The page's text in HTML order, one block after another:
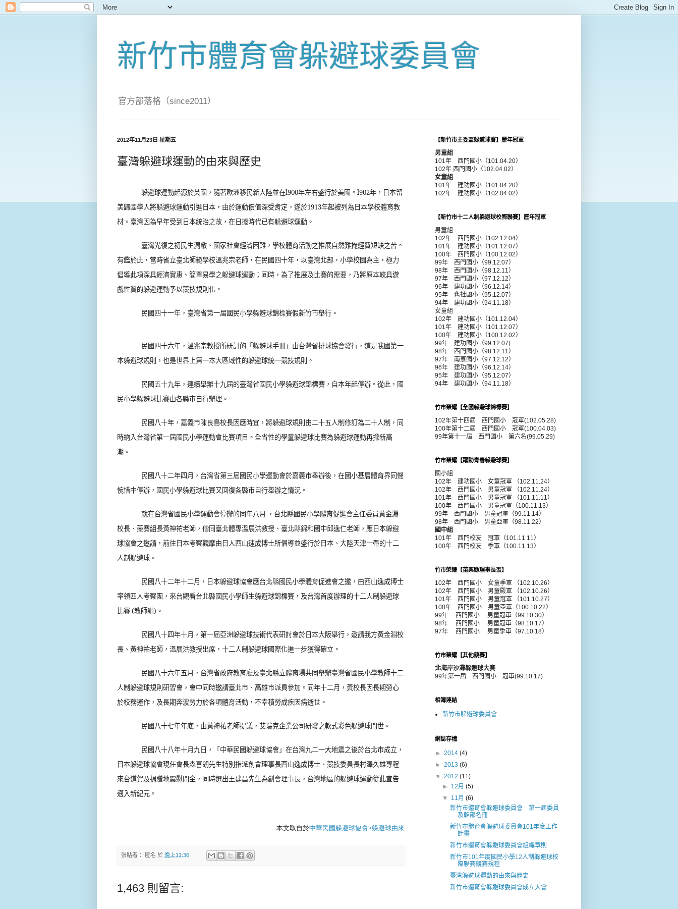
新竹市體育會躲避球委員會
官方部落格（since2011）
2012年11月23日 星期五
臺灣躲避球運動的由來與歷史
躲避球運動起源於英國，隨著歐洲移民新大陸並在l900年左右盛行於美國。 l902年，日本留
美歸國學人將躲避球運動引進日本，由於運動價值深受肯定，遂於1913年起被列為日本學校體育教
材。臺灣因為早年受到日本統治之故，在日據時代已有躲避球運動。
臺灣光復之初民生淍敝、國家社會經濟困難，學校體育活動之推展自然難掩經費短缺之苦。
有鑑於此，當時省立臺北師範學校溫兆宗老師，在民國四十年，以臺灣北部，小學校園為主，極力
倡導此項深具經濟實惠、簡單易學之躲避球運動；同時，為了推展及比賽的需要，乃將原本較具遊
戲性質的躲避運動予以競技規則化。
民國四十一年，臺灣省第一屆國民小學躲避球錦標賽假新竹市舉行。
民國四十六年，溫兆宗教授所研訂的「躲避球手冊」由台灣省排球協會發行，這是我國第一
本躲避球規則，也是世界上第一本大區域性的躲避球統一競技規則。
民國五十九年，連續舉辦十九屆的臺灣省國民小學躲避球錦標賽，自本年起停辦。從此，國
民小學躲避球比賽由各縣市自行辦理。
民國八十年，嘉義市陳良島校長因應時宜，將躲避球規則由二十五人制修訂為二十人制，同
時納入台灣省第一屆國民小學運動會比賽項目。全省性的學童躲避球比賽為躲避球運動再掀新高
潮。
民國八十二年四月，台灣省第三屆國民小學運動會於嘉義市舉辦後，在國小基層體育界同聲
惋惜中停辦，國民小學躲避球比賽又回復各縣市自行舉辦之情況。
就在台灣省國民小學運動會停辦的同年八月 ，台北縣國民小學體育促進會主任委員黃金淵
校長、競賽組長黃神祐老師，偕同臺北體專溫展洪教授、臺北縣錦和國中邱逸仁老師，應日本躲避
球協會之邀請，前往日本考察觀摩由日人西山速成博士所倡導並盛行於日本、大陸天津一帶的十二
人制躲避球。
民國八十二年十二月，日本躲避球協會應台北縣國民小學體育促進會之邀，由西山逸成博士
率領四人考察團，來台觀看台北縣國民小學師生躲避球錦標賽，及台灣首度辦理的十二人制躲避球
比賽(教師組) 。
民國八十四年十月，第一屆亞洲躲避球技術代表研討會於日本大阪舉行，遨請我方黃金淵校
長、黃神祐老師，溫展洪教授出席，十二人制躲避球國際化進一步獲得確立。
民國八十六年五月，台灣省政府教育廳及臺北縣立體育場共同舉辦臺灣省國民小學教師十二
人制躲避球規則研習會，會中同時邀請臺北市、高雄市派員參加。同年十二月，黃校長因長期勞心
於校務運作，及長期奔波勞力於各項體育活動，不幸積勞成疾因病逝世。
民國八十七年年底，由黃神祐老師提議，艾瑞克企業公司研發之軟式彩色躲避球問世。
民國八十八年十月九日，「中華民國躲避球協會」在台灣九二一大地震之後於台北市成立，
日本躲避球協會現任會長森喜朗先生特別指派創會理事長西山逸成博士、競技委員長村澤久雄專程
來台道賀及捐贈地震慰問金，同時選出王建昌先生為創會理事長，台灣地區的躲避球運動從此宣告
邁入新紀元。
本文取自於中華民國躲避球協會>躲避球由來
張貼者： 匿名 於 晚上11:36
1,463 則留言:
【新竹市主委盃躲避球賽】歷年冠軍
男童組
101年 西門國小（101.04.20）
102年 西門國小（102.04.02）
女童組
101年 建功國小（101.04.20）
102年 建功國小（102.04.02）
【新竹市十二人制躲避球校際聯賽】歷年冠軍
男童組
102年 西門國小（102.12.04）
101年 建功國小（101.12.07）
100年 西門國小（100.12.02）
99年 西門國小（99.12.07）
98年 西門國小（98.12.11）
97年 西門國小（97.12.12）
96年 建功國小（96.12.14）
95年 舊社國小（95.12.07）
94年 建功國小（94.11.18）
女童組
102年 建功國小（101.12.04）
101年 建功國小（101.12.07）
100年 建功國小（100.12.02）
99年 建功國小（99.12.07)
98年 西門國小（98.12.11）
97年 南寮國小（97.12.12）
96年 建功國小（96.12.14）
95年 建功國小（95.12.07）
94年 建功國小（94.11.18）
竹市榮耀【全國躲避球錦標賽】
102年第十四屆 西門國小 冠軍(102.05.28)
100年第十二屆 西門國小 冠軍(100.04.03)
99年第十一屆 西門國小 第六名(99.05.29)
竹市榮耀【躍動青春躲避球賽】
國小組
102年 建功國小 女童冠軍 （102.11.24）
102年 西門國小 男童冠軍 （102.11.24）
101年 西門國小 男童冠軍 （101.11.11）
100年 西門國小 男童冠軍（100.11.13）
99年 西門國小 男童冠軍（99.11.14）
98年 西門國小 男童亞軍（98.11.22）
國中組
101年 西門校友 冠軍（101.11.11）
100年 西門校友 季軍（100.11.13）
竹市榮耀【苗栗縣理事長盃】
102年 西門國小 女童季軍 （102.10.26）
102年 西門國小 男童殿軍 （102.10.26）
101年 西門國小 男童冠軍 （101.10.27）
100年 西門國小 男童亞軍（100.10.22）
99年 西門國小 男童冠軍（99.10.30）
98年 西門國小 男童冠軍（98.10.17）
97年 西門國小 男童季軍（97.10.18）
竹市榮耀【其他競賽】
北海岸沙灘躲避球大賽
99年第一屆 西門國小 冠軍(99.10.17)
相簿連結
新竹市躲避球委員會
網誌存檔
► 2014 (4)
► 2013 (6)
▼ 2012 (11)
► 12月(5)
▼ 11月(6)
新竹市體育會躲避球委員會 第一屆委員
及幹部名冊
新竹市體育會躲避球委員會101年度工作
計畫
新竹市體育會躲避球委員會組織章則
新竹市101年度國民小學12人制躲避球校
際聯賽競賽規程
臺灣躲避球運動的由來與歷史
新竹市體育會躲避球委員會成立大會